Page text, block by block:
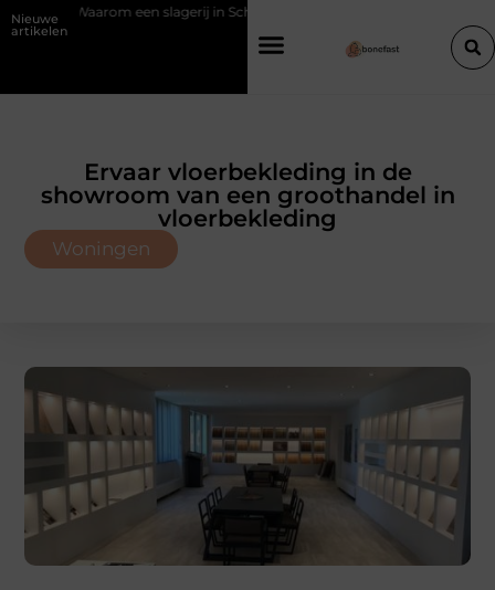
Nieuwe
artikelen
een slagerij in Schoten bouwt op vertrouwen en vakmanschap
Ervaar vloerbekleding in de
showroom van een groothandel in
vloerbekleding
Woningen